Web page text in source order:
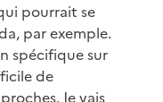
pourrait se
par exemple.
spécifique sur
de